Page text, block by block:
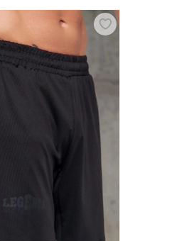
и способствуют
позволяя
шорты,
экипировки для
товаров самого